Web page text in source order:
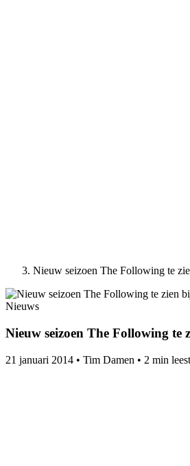
Nieuw seizoen The Following te
Nieuws
Nieuw seizoen The Following te
21 januari 2014 • Tim Damen • 2 min